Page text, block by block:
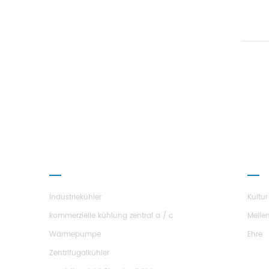
Industriekühler
kommerzielle kühlung zentral a / c
Wärmepumpe
Zentrifugalkühler
Kultur
Ehre